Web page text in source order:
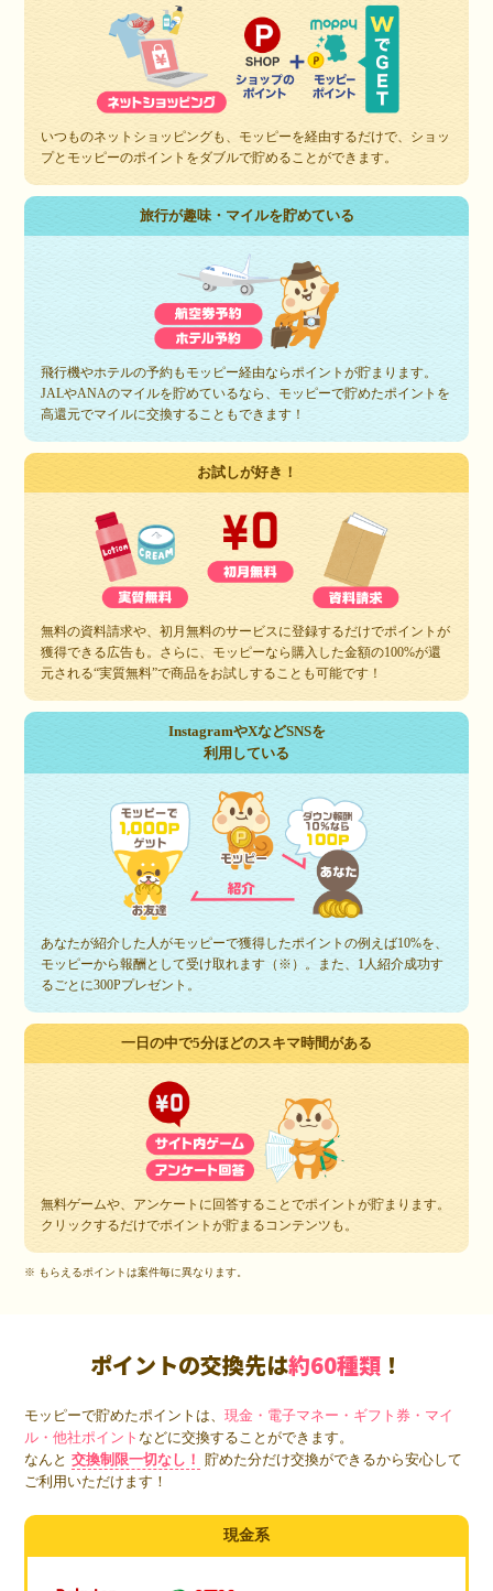
いつものネットショッピングも、モッピーを経由するだけで、ショッ
プとモッピーのポイントをダブルで貯めることができます。
旅行が趣味・マイルを貯めている
飛行機やホテルの予約もモッピー経由ならポイントが貯まります。
JALやANAのマイルを貯めているなら、モッピーで貯めたポイントを
高還元でマイルに交換することもできます！
お試しが好き！
無料の資料請求や、初月無料のサービスに登録するだけでポイントが
獲得できる広告も。さらに、モッピーなら購入した金額の100%が還
元される“実質無料”で商品をお試しすることも可能です！
InstagramやXなどSNSを
利用している
あなたが紹介した人がモッピーで獲得したポイントの例えば10%を、
モッピーから報酬として受け取れます（※）。また、1人紹介成功す
るごとに300Pプレゼント。
一日の中で5分ほどのスキマ時間がある
無料ゲームや、アンケートに回答することでポイントが貯まります。
クリックするだけでポイントが貯まるコンテンツも。
※ もらえるポイントは案件毎に異なります。
ポイントの交換先は約60種類 ！
モッピーで貯めたポイントは、現金・電子マネー・ギフト券・マイ
ル・他社ポイントなどに交換することができます。
なんと 交換制限一切なし！
貯めた分だけ交換ができるから安心して
ご利用いただけます！
現金系